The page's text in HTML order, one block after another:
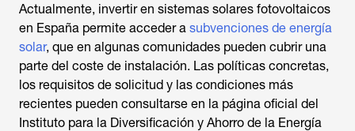
Actualmente, invertir en sistemas solares fotovoltaicos
en España permite acceder a subvenciones de energía
solar, que en algunas comunidades pueden cubrir una
parte del coste de instalación. Las políticas concretas,
los requisitos de solicitud y las condiciones más
recientes pueden consultarse en la página oficial del
Instituto para la Diversificación y Ahorro de la Energía